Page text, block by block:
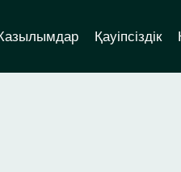
Қауіпсіздік